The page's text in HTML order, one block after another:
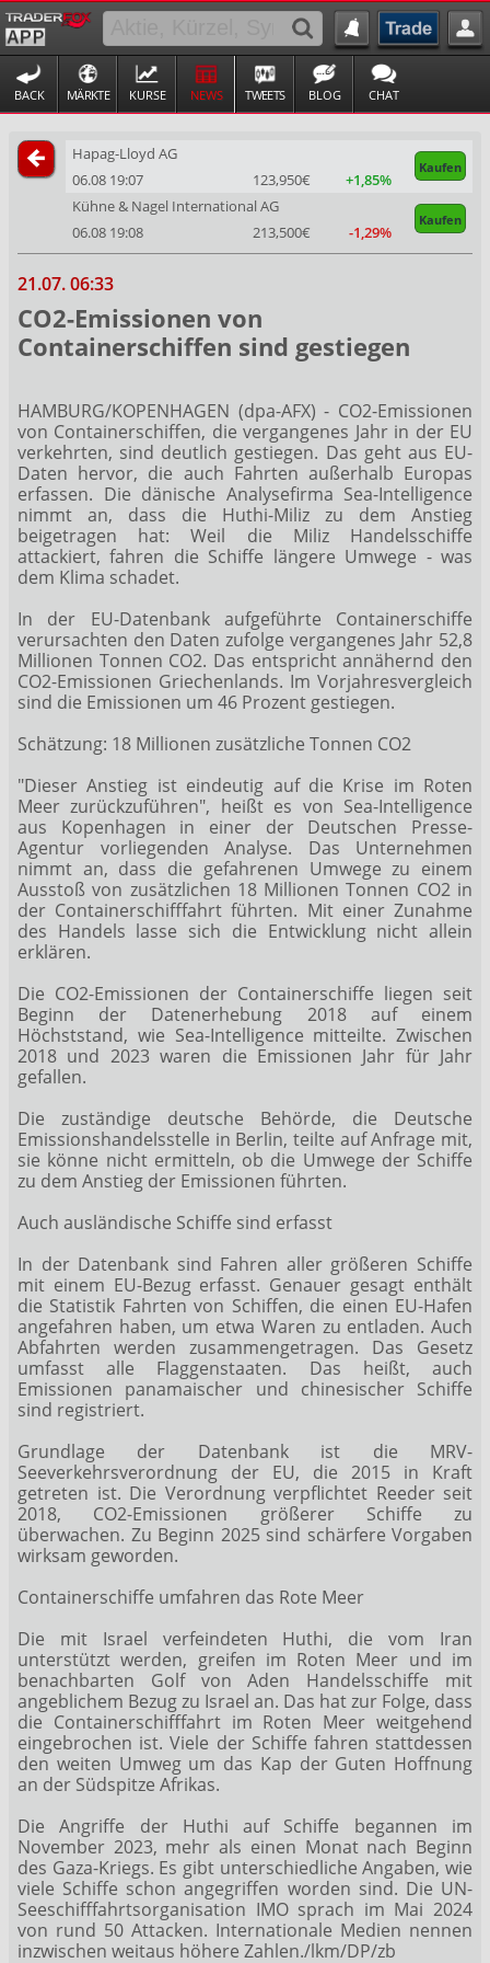
BACK MÄRKTE KURSE NEWS TWEETS BLOG CHAT
Hapag-Lloyd AG
Kaufen
06.08 19:07 123,950€
+1,85%
Kühne & Nagel International AG
Kaufen
06.08 19:08 213,500€ -1,29%
21.07. 06:33
CO2-Emissionen von
Containerschiffen sind gestiegen
HAMBURG/KOPENHAGEN (dpa-AFX) - CO2-Emissionen
von Containerschiffen, die vergangenes Jahr in der EU
verkehrten, sind deutlich gestiegen. Das geht aus EU-
Daten hervor, die auch Fahrten außerhalb Europas
erfassen. Die dänische Analysefirma Sea-Intelligence
nimmt an, dass die Huthi-Miliz zu dem Anstieg
beigetragen hat: Weil die Miliz Handelsschiffe
attackiert, fahren die Schiffe längere Umwege - was
dem Klima schadet.
In der EU-Datenbank aufgeführte Containerschiffe
verursachten den Daten zufolge vergangenes Jahr 52,8
Millionen Tonnen CO2. Das entspricht annähernd den
CO2-Emissionen Griechenlands. Im Vorjahresvergleich
sind die Emissionen um 46 Prozent gestiegen.
Schätzung: 18 Millionen zusätzliche Tonnen CO2
"Dieser Anstieg ist eindeutig auf die Krise im Roten
Meer zurückzuführen", heißt es von Sea-Intelligence
aus Kopenhagen in einer der Deutschen Presse-
Agentur vorliegenden Analyse. Das Unternehmen
nimmt an, dass die gefahrenen Umwege zu einem
Ausstoß von zusätzlichen 18 Millionen Tonnen CO2 in
der Containerschifffahrt führten. Mit einer Zunahme
des Handels lasse sich die Entwicklung nicht allein
erklären.
Die CO2-Emissionen der Containerschiffe liegen seit
Beginn der Datenerhebung 2018 auf einem
Höchststand, wie Sea-Intelligence mitteilte. Zwischen
2018 und 2023 waren die Emissionen Jahr für Jahr
gefallen.
Die zuständige deutsche Behörde, die Deutsche
Emissionshandelsstelle in Berlin, teilte auf Anfrage mit,
sie könne nicht ermitteln, ob die Umwege der Schiffe
zu dem Anstieg der Emissionen führten.
Auch ausländische Schiffe sind erfasst
In der Datenbank sind Fahren aller größeren Schiffe
mit einem EU-Bezug erfasst. Genauer gesagt enthält
die Statistik Fahrten von Schiffen, die einen EU-Hafen
angefahren haben, um etwa Waren zu entladen. Auch
Abfahrten werden zusammengetragen. Das Gesetz
umfasst alle Flaggenstaaten. Das heißt, auch
Emissionen panamaischer und chinesischer Schiffe
sind registriert.
Grundlage der Datenbank ist die MRV-
Seeverkehrsverordnung der EU, die 2015 in Kraft
getreten ist. Die Verordnung verpflichtet Reeder seit
2018, CO2-Emissionen größerer Schiffe zu
überwachen. Zu Beginn 2025 sind schärfere Vorgaben
wirksam geworden.
Containerschiffe umfahren das Rote Meer
Die mit Israel verfeindeten Huthi, die vom Iran
unterstützt werden, greifen im Roten Meer und im
benachbarten Golf von Aden Handelsschiffe mit
angeblichem Bezug zu Israel an. Das hat zur Folge, dass
die Containerschifffahrt im Roten Meer weitgehend
eingebrochen ist. Viele der Schiffe fahren stattdessen
den weiten Umweg um das Kap der Guten Hoffnung
an der Südspitze Afrikas.
Die Angriffe der Huthi auf Schiffe begannen im
November 2023, mehr als einen Monat nach Beginn
des Gaza-Kriegs. Es gibt unterschiedliche Angaben, wie
viele Schiffe schon angegriffen worden sind. Die UN-
Seeschifffahrtsorganisation IMO sprach im Mai 2024
von rund 50 Attacken. Internationale Medien nennen
inzwischen weitaus höhere Zahlen./lkm/DP/zb